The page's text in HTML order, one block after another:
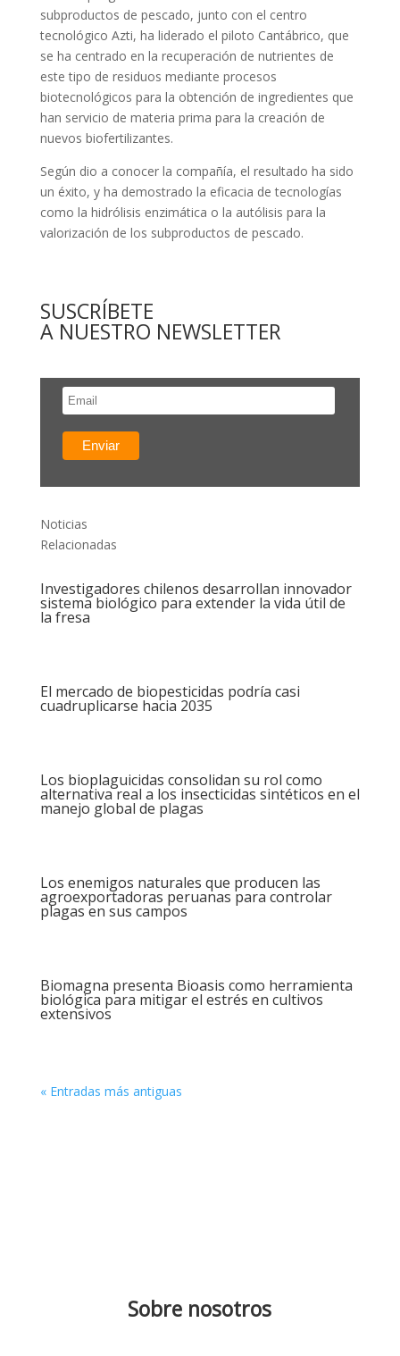
subproductos de pescado, junto con el centro
tecnológico Azti, ha liderado el piloto Cantábrico, que
se ha centrado en la recuperación de nutrientes de
este tipo de residuos mediante procesos
biotecnológicos para la obtención de ingredientes que
han servicio de materia prima para la creación de
nuevos biofertilizantes.
Según dio a conocer la compañía, el resultado ha sido
un éxito, y ha demostrado la eficacia de tecnologías
como la hidrólisis enzimática o la autólisis para la
valorización de los subproductos de pescado.
SUSCRÍBETE
A NUESTRO NEWSLETTER
Noticias
Relacionadas
Investigadores chilenos desarrollan innovador
sistema biológico para extender la vida útil de
la fresa
El mercado de biopesticidas podría casi
cuadruplicarse hacia 2035
Los bioplaguicidas consolidan su rol como
alternativa real a los insecticidas sintéticos en el
manejo global de plagas
Los enemigos naturales que producen las
agroexportadoras peruanas para controlar
plagas en sus campos
Biomagna presenta Bioasis como herramienta
biológica para mitigar el estrés en cultivos
extensivos
« Entradas más antiguas
Sobre nosotros